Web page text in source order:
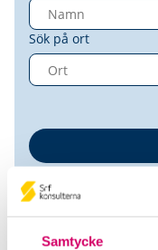
Samtycke
Sök på ort